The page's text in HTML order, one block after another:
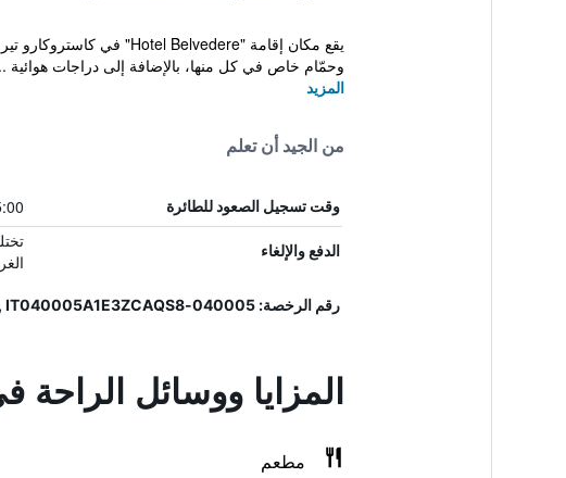
وحمّام خاص في كل منها، بالإضافة إلى دراجات هوائية
المزيد
من الجيد أن تعلم
وقت تسجيل الصعود للطائرة
الدفع والإلغاء
رقم الرخصة: 040005-AL-00019, IT040005A1E3ZCAQS8
المزايا ووسائل الراحة
مطعم